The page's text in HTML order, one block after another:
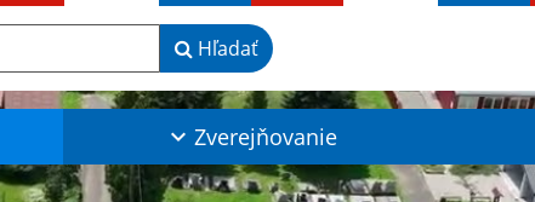
Hľadať
Zverejňovanie